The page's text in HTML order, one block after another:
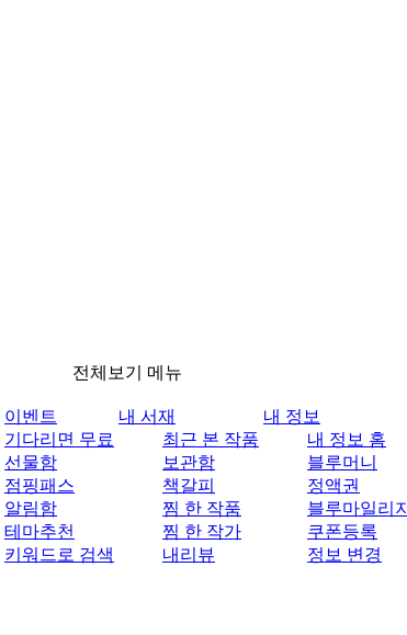
전체보기 메뉴
이벤트
기다리면 무료
선물함
점핑패스
알림함
테마추천
키워드로 검색
내 서재
최근 본 작품
보관함
책갈피
찜 한 작품
찜 한 작가
내리뷰
내 정보
내 정보 홈
블루머니
정액권
블루마일리지
쿠폰등록
정보 변경